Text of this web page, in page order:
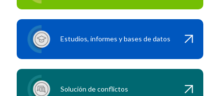
Estudios, informes y bases de datos
Solución de conflictos